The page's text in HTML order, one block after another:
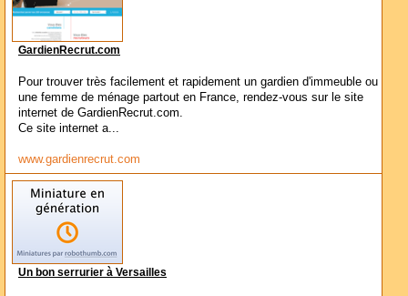
GardienRecrut.com
Pour trouver très facilement et rapidement un gardien d'immeuble ou
une femme de ménage partout en France, rendez-vous sur le site
internet de GardienRecrut.com.
Ce site internet a...
www.gardienrecrut.com
Un bon serrurier à Versailles